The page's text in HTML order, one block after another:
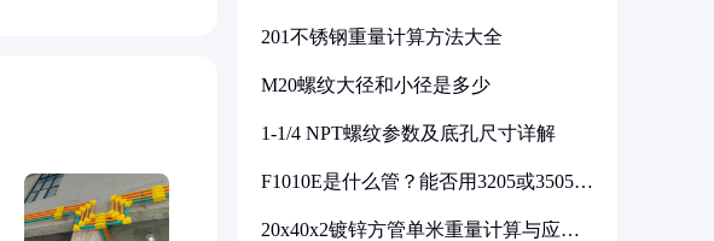
201不锈钢重量计算方法大全
M20螺纹大径和小径是多少
1-1/4 NPT螺纹参数及底孔尺寸详解
F1010E是什么管？能否用3205或3505代
20x40x2镀锌方管单米重量计算与应用